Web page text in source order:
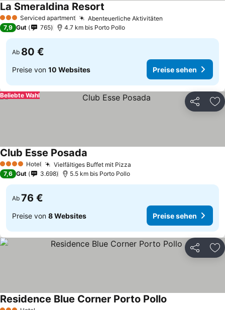
3 SterneServiced apartment Abenteuerliche Aktivitäten
La Smeraldina Resort
7,9 Gut 765 4.7 km bis Porto Pollo
Ab 80 €
Preise von 10 Websites Preise sehen
Teilen
Beliebte Wahl
4 Sterne Hotel Vielfältiges Buffet mit Pizza
Club Esse Posada
7,6 Gut 3.698 5.5 km bis Porto Pollo
Ab 76 €
Preise von 8 Websites Preise sehen
Teilen
Residence Blue Corner Porto Pollo